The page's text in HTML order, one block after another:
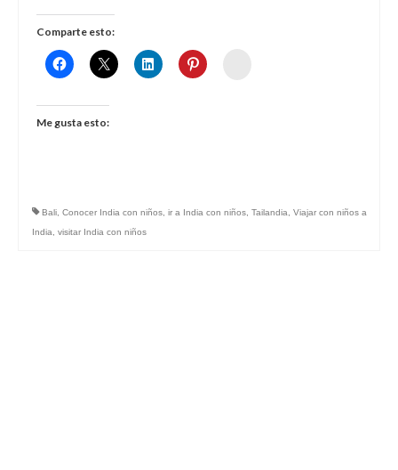
Comparte esto:
Me gusta esto:
Bali Conocer India con niños ir a India con niños Tailandia
Viajar con niños a
India
visitar India con niños